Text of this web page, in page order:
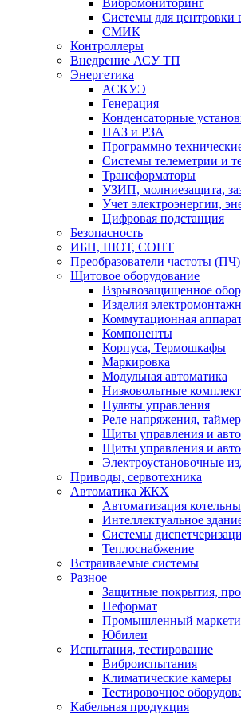
Вибромониторинг
Системы для центровки
СМИК
Контроллеры
Внедрение АСУ ТП
Энергетика
АСКУЭ
Генерация
Конденсаторные
ПАЗ и РЗА
Программно
Системы телеметрии и
Трансформаторы
УЗИП, молниезащита,
Учет электроэнергии,
Цифровая подстанция
Безопасность
ИБП, ШОТ, СОПТ
Преобразователи частоты (ПЧ)
Щитовое оборудование
Взрывозащищенное
Изделия
Коммутационная
Компоненты
Корпуса, Термошкафы
Маркировка
Модульная автоматика
Низковольтные
Пульты управления
Реле напряжения,
Щиты управления и
Щиты управления и
Электроустановочные
Приводы, сервотехника
Автоматика ЖКХ
Автоматизация
Интеллектуальное
Системы
Теплоснабжение
Встраиваемые системы
Разное
Защитные покрытия,
Неформат
Промышленный
Юбилеи
Испытания, тестирование
Виброиспытания
Климатические камеры
Тестировочное
Кабельная продукция